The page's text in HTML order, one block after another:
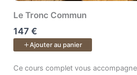
Le Tronc Commun
147 €
Ajouter au panier
Ce cours complet vous
Ce cours complet vous